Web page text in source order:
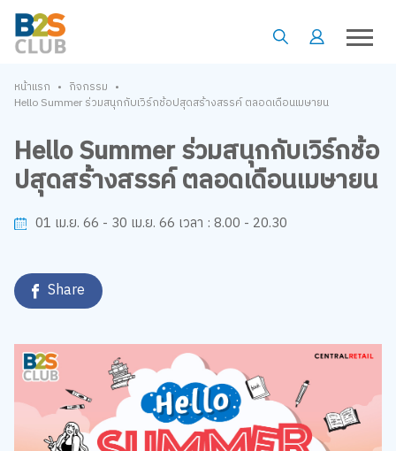
หน้าแรก • กิจกรรม •
Hello Summer ร่วมสนุกกับเวิร์กช้อปสุดสร้างสรรค์ ตลอดเดือนเมษายน
Hello Summer ร่วมสนุกกับเวิร์กช้อ
ปสุดสร้างสรรค์ ตลอดเดือนเมษายน
01 เม.ย. 66 - 30 เม.ย. 66 เวลา : 8.00 - 20.30
Share